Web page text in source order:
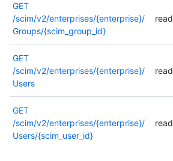
GET
/scim/v2/enterprises/{enterprise}/
Groups/{scim_group_id}
read
GET
/scim/v2/enterprises/{enterprise}/
Users
read
GET
/scim/v2/enterprises/{enterprise}/
Users/{scim_user_id}
read